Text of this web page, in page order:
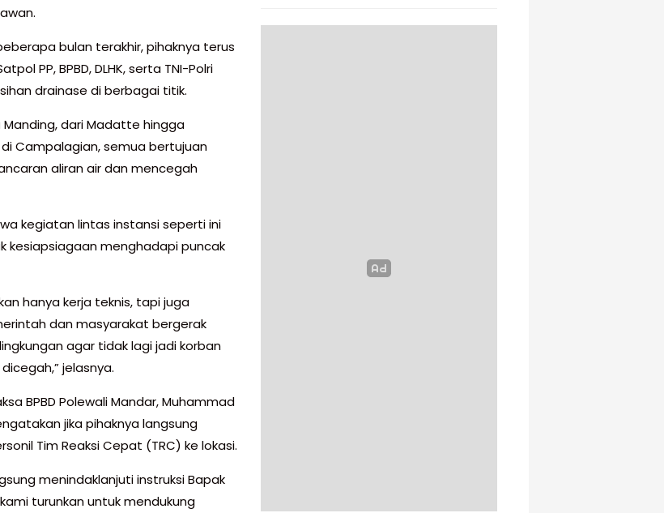
bulan terakhir, pihaknya terus
PP, BPBD, DLHK, serta TNI-Polri
drainase di berbagai titik.
Manding, dari Madatte hingga
Campalagian, semua bertujuan
aliran air dan mencegah
kegiatan lintas instansi seperti ini
kesiapsiagaan menghadapi puncak
hanya kerja teknis, tapi juga
dan masyarakat bergerak
agar tidak lagi jadi korban
jelasnya.
BPBD Polewali Mandar, Muhammad
jika pihaknya langsung
Tim Reaksi Cepat (TRC) ke lokasi.
menindaklanjuti instruksi Bapak
turunkan untuk mendukung